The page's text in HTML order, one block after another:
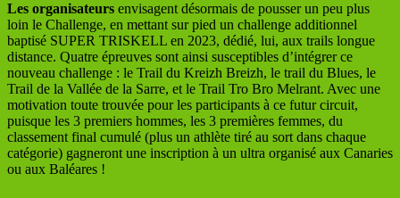
Les organisateurs envisagent désormais de pousser un peu plus
loin le Challenge, en mettant sur pied un challenge additionnel
baptisé SUPER TRISKELL en 2023, dédié, lui, aux trails longue
distance. Quatre épreuves sont ainsi susceptibles d’intégrer ce
nouveau challenge : le Trail du Kreizh Breizh, le trail du Blues, le
Trail de la Vallée de la Sarre, et le Trail Tro Bro Melrant. Avec une
motivation toute trouvée pour les participants à ce futur circuit,
puisque les 3 premiers hommes, les 3 premières femmes, du
classement final cumulé (plus un athlète tiré au sort dans chaque
catégorie) gagneront une inscription à un ultra organisé aux Canaries
ou aux Baléares !